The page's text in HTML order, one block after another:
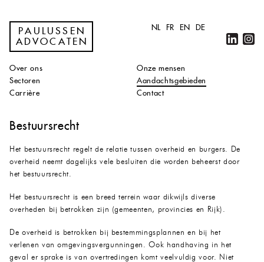
PAULUSSEN
ADVOCATEN
NL FR EN DE
Over ons
Onze mensen
Sectoren
Aandachtsgebieden
Carrière
Contact
Bestuursrecht
Het bestuursrecht regelt de relatie tussen overheid en burgers. De
overheid neemt dagelijks vele besluiten die worden beheerst door
het bestuursrecht.
Het bestuursrecht is een breed terrein waar dikwijls diverse
overheden bij betrokken zijn (gemeenten, provincies en Rijk).
De overheid is betrokken bij bestemmingsplannen en bij het
verlenen van omgevingsvergunningen. Ook handhaving in het
geval er sprake is van overtredingen komt veelvuldig voor. Niet